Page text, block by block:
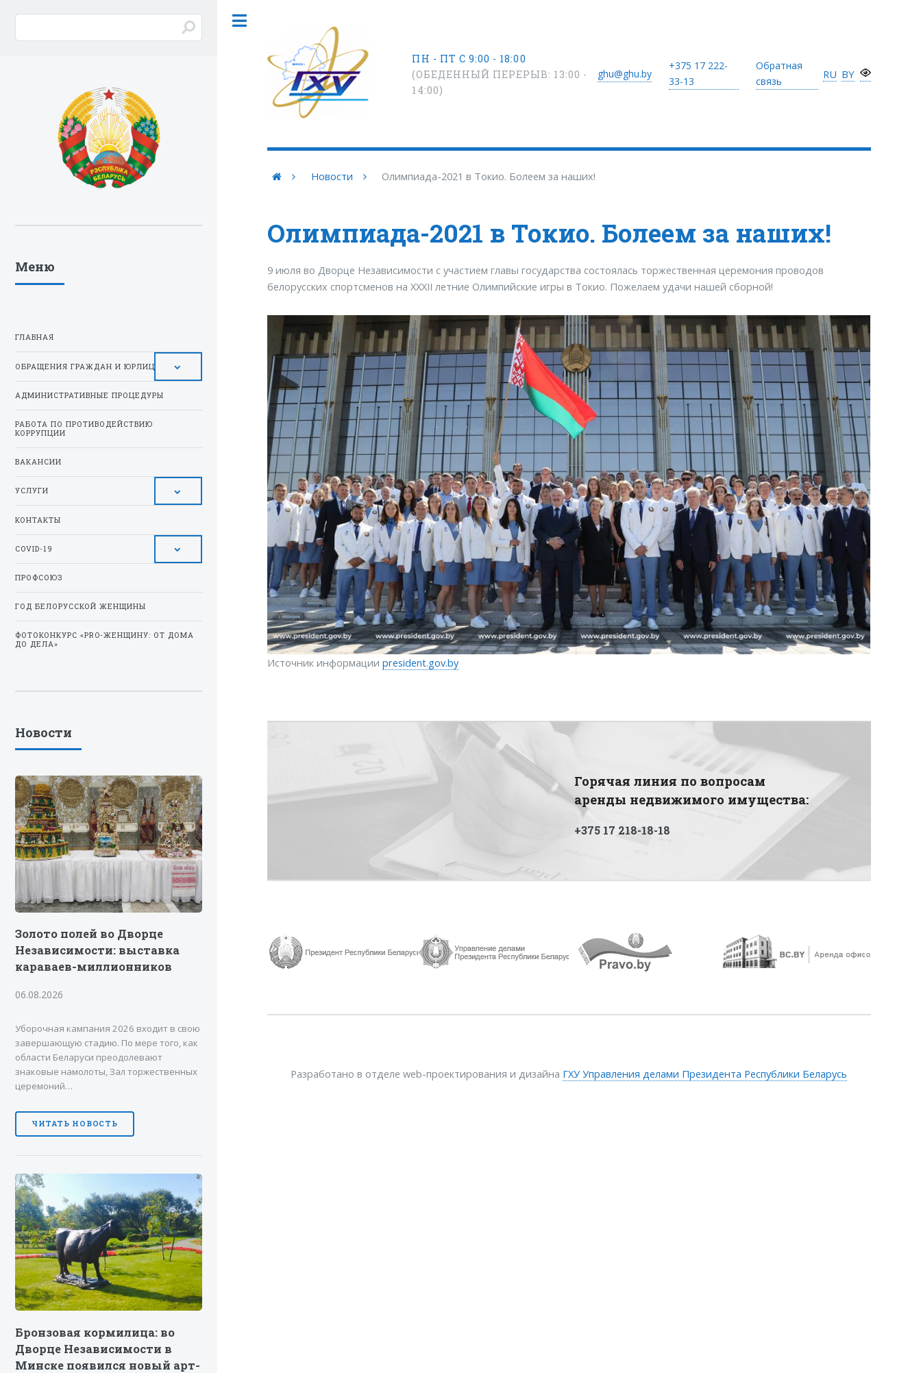
ПН - ПТ С 9:00 - 18:00
(ОБЕДЕННЫЙ ПЕРЕРЫВ: 13:00 -
14:00)
ghu@ghu.by
+375 17 222-
33-13
Обратная
связь
RU BY
Новости Олимпиада-2021 в Токио. Болеем за наших!
Олимпиада-2021 в Токио. Болеем за наших!
9 июля во Дворце Независимости с участием главы государства состоялась торжественная церемония проводов
белорусских спортсменов на ХХХII летние Олимпийские игры в Токио. Пожелаем удачи нашей сборной!
Источник информацииpresident.gov.by
Горячая линия по вопросам
аренды недвижимого имущества:
+375 17 218-18-18
Разработано в отделе web-проектирования и дизайна ГХУ Управления делами Президента Республики Беларусь
Меню
ГЛАВНАЯ
ОБРАЩЕНИЯ ГРАЖДАН И ЮРЛИЦ
АДМИНИСТРАТИВНЫЕ ПРОЦЕДУРЫ
РАБОТА ПО ПРОТИВОДЕЙСТВИЮ
КОРРУПЦИИ
ВАКАНСИИ
УСЛУГИ
КОНТАКТЫ
COVID-19
ПРОФСОЮЗ
ГОД БЕЛОРУССКОЙ ЖЕНЩИНЫ
ФОТОКОНКУРС «PRO-ЖЕНЩИНУ: ОТ ДОМА
ДО ДЕЛА»
Новости
Золото полей во Дворце
Независимости: выставка
караваев-миллионников
06.08.2026
Уборочная кампания 2026 входит в свою
завершающую стадию. По мере того, как
области Беларуси преодолевают
знаковые намолоты, Зал торжественных
церемоний…
ЧИТАТЬ НОВОСТЬ
Бронзовая кормилица: во
Дворце Независимости в
Минске появился новый арт-